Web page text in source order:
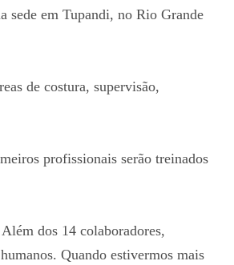
sede em Tupandi, no Rio Grande
de costura, supervisão,
profissionais serão treinados
dos 14 colaboradores,
Quando estivermos mais